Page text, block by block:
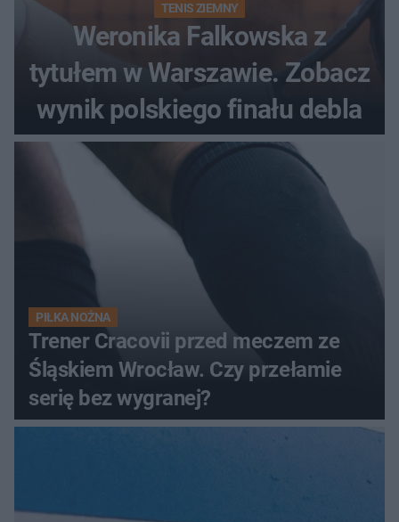
TENIS ZIEMNY
Weronika Falkowska z
tytułem w Warszawie. Zobacz
wynik polskiego finału debla
PIŁKA NOŻNA
Trener Cracovii przed meczem ze
Śląskiem Wrocław. Czy przełamie
serię bez wygranej?